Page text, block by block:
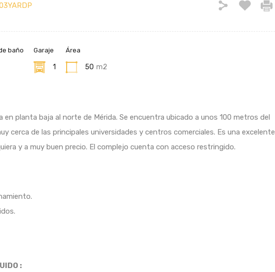
baño Garaje
1
Área
50 m2
planta baja al norte de Mérida. Se encuentra ubicado a unos 100 metros del
cerca de las principales universidades y centros comerciales. Es una excelente
y a muy buen precio. El complejo cuenta con acceso restringido.
: